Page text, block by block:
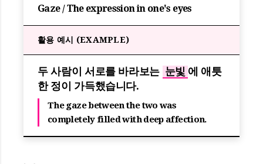
Gaze / The expression in one's eyes
활용 예시 (EXAMPLE)
두 사람이 서로를 바라보는 눈빛 에 애틋
한 정이 가득했습니다.
The gaze between the two was
completely filled with deep affection.